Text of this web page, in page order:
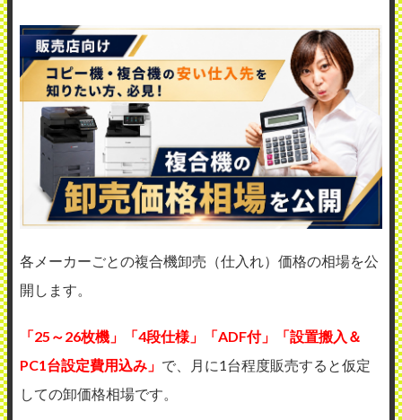
各メーカーごとの複合機卸売（仕入れ）価格の相場を公
開します。
「25～26枚機」「4段仕様」「ADF付」「設置搬入＆
PC1台設定費用込み」 で、月に1台程度販売すると仮定
しての卸価格相場です。